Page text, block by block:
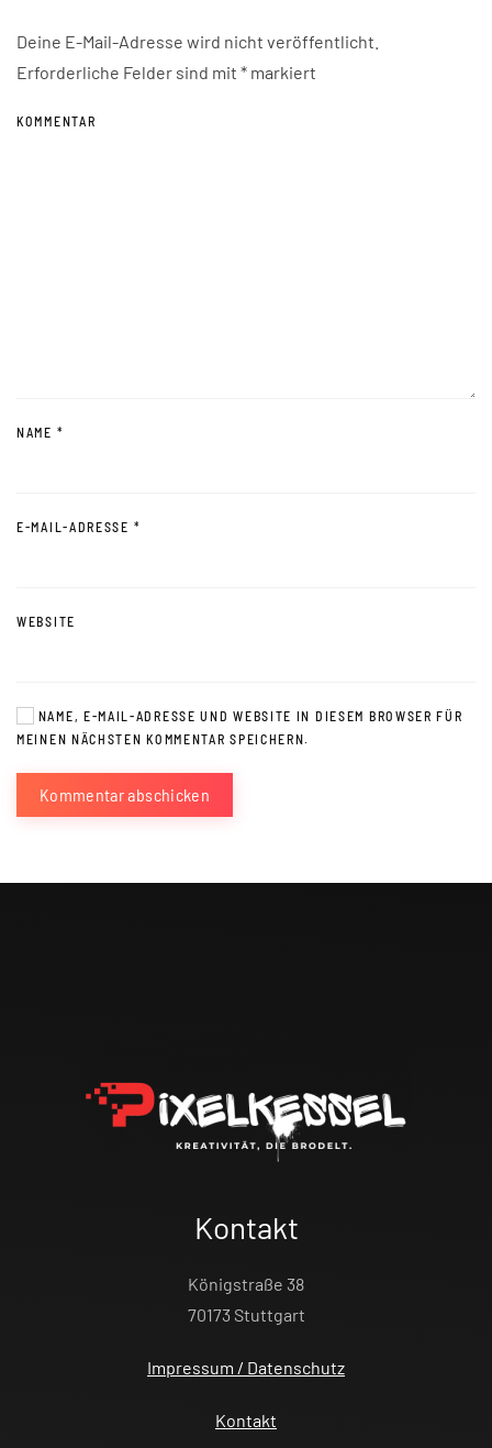
Deine E-Mail-Adresse wird nicht veröffentlicht.
Erforderliche Felder sind mit * markiert
KOMMENTAR
NAME *
E-MAIL-ADRESSE *
WEBSITE
NAME, E-MAIL-ADRESSE UND WEBSITE IN DIESEM BROWSER FÜR
MEINEN NÄCHSTEN KOMMENTAR SPEICHERN.
Kommentar abschicken
Kontakt
Königstraße 38
70173 Stuttgart
Impressum / Datenschutz
Kontakt